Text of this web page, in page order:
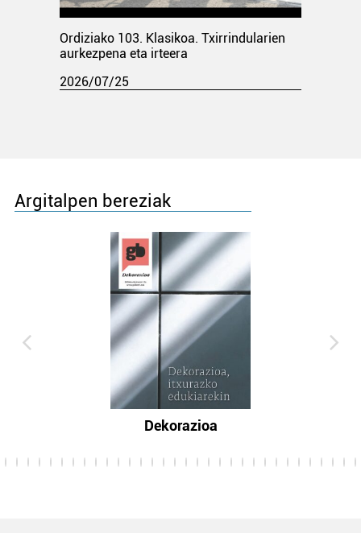
Ordiziako 103. Klasikoa. Txirrindularien
aurkezpena eta irteera
2026/07/25
Argitalpen bereziak
Dekorazioa